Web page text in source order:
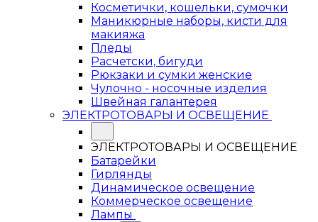
Косметички, кошельки, сумочки
Маникюрные наборы, кисти для
макияжа
Пледы
Расчетски, бигуди
Рюкзаки и сумки женские
Чулочно - носочные изделия
Швейная галантерея
ЭЛЕКТРОТОВАРЫ И ОСВЕЩЕНИЕ
ЭЛЕКТРОТОВАРЫ И ОСВЕЩЕНИЕ
Батарейки
Гирлянды
Динамическое освещение
Коммерческое освещение
Лампы